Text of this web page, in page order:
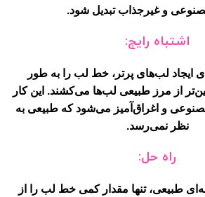
و غیرجذاب تبدیل شود.
اشتباه رایج:
ایجاد لب‌های پرتر، خط لب را به طور
از مرز طبیعی لب‌ها می‌کشند. این کار
و اغراق‌آمیز می‌شود که طبیعی به
نظر نمی‌رسد.
راه حل:
طبیعی، تنها مقدار کمی خط لب را از